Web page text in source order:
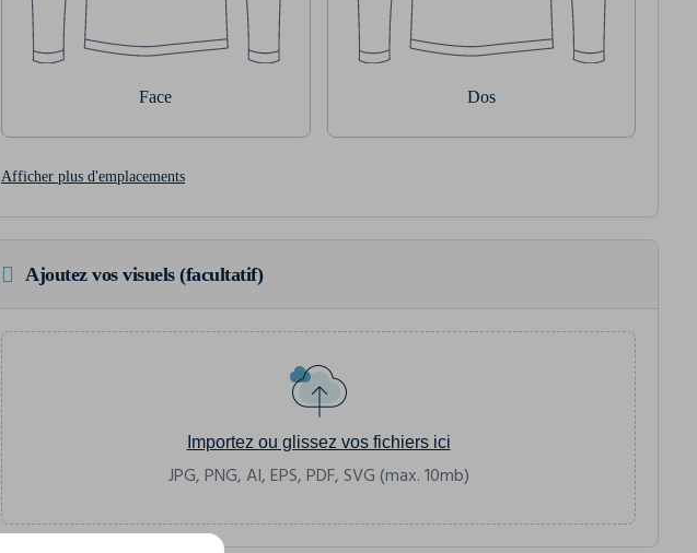
Face Dos
Afficher plus d'emplacements
Ajoutez vos visuels (facultatif)
Importez ou glissez vos fichiers ici
JPG, PNG, AI, EPS, PDF, SVG (max. 10mb)